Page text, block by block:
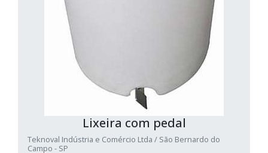
Lixeira com pedal
Teknoval Indústria e Comércio Ltda / São Bernardo do
Campo - SP